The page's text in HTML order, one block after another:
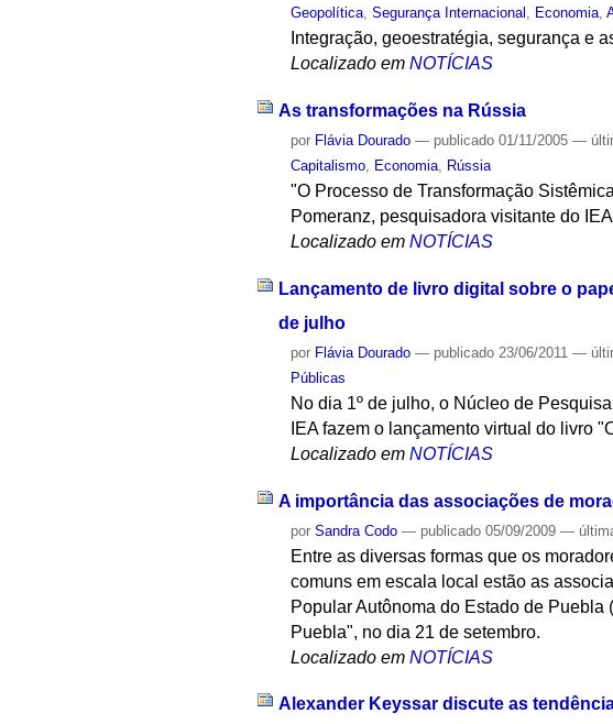
Geopolítica,Segurança Internacional , Economia,
Integração, geoestratégia, segurança e
Localizado em NOTÍCIAS
As transformações na Rússia
por Flávia Dourado — publicado 01/11/2005—
Capitalismo, Economia, Rússia
"O Processo de Transformação
Pomeranz, pesquisadora visitante do
Localizado em NOTÍCIAS
Lançamento de livro digital sobre o
de julho
por Flávia Dourado — publicado 23/06/2011—
Públicas
No dia 1º de julho, o Núcleo de
IEA fazem o lançamento virtual do livro
Localizado em NOTÍCIAS
A importância das associações de
porSandra Codo — publicado 05/09/2009—
Entre as diversas formas que os
comuns em escala local estão as
Popular Autônoma do Estado de
Puebla", no dia 21 de setembro.
Localizado em NOTÍCIAS
Alexander Keyssar discute as